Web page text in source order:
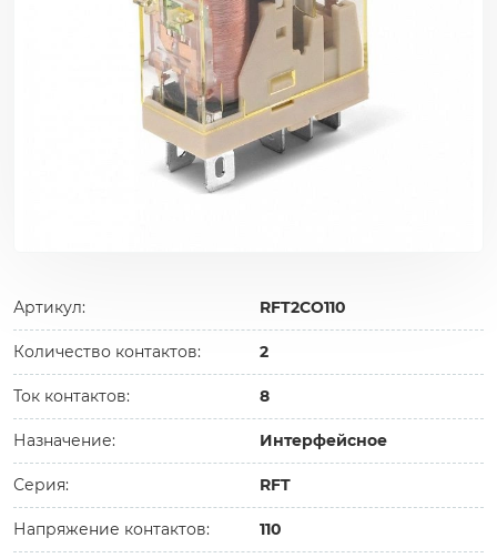
Артикул: RFT2CO110
Количество контактов: 2
Ток контактов: 8
Назначение: Интерфейсное
Серия: RFT
Напряжение контактов: 110